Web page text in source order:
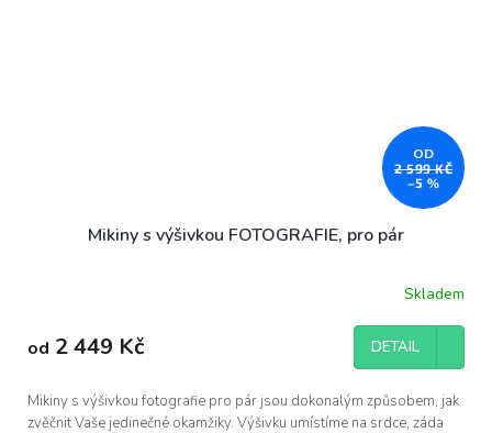
OD
2 599 KČ
–5 %
Mikiny s výšivkou FOTOGRAFIE, pro pár
produktu
je
z
5
Skladem
od 2 449 Kč DETAIL
Mikiny s výšivkou fotografie pro pár jsou dokonalým způsobem, jak
zvěčnit Vaše jedinečné okamžiky. Výšivku umístíme na srdce, záda